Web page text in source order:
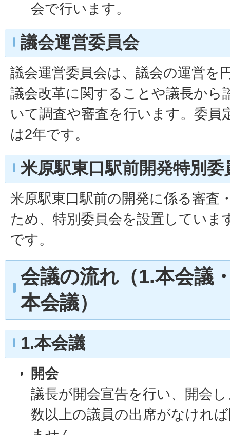
会で行います。
議会運営委員会
議会運営委員会は、議会の運営を
議会改革に関することや議長から
いて調査や審査を行います。委員
は2年です。
米原駅東口駅前開発特別委
米原駅東口駅前の開発に係る審査
ため、特別委員会を設置していま
です。
会議の流れ（1.本会議
本会議）
1.本会議
開会
議長が開会宣告を行い、開会
数以上の議員の出席がなけれ